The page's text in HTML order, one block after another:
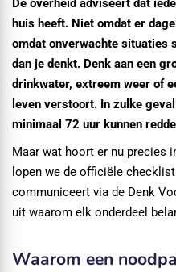
De overheid adviseert dat
huis heeft. Niet omdat er
omdat onverwachte situaties
dan je denkt. Denk aan een
drinkwater, extreem weer of
leven verstoort. In zulke
minimaal 72 uur kunnen
Maar wat hoort er nu precies
lopen we de officiële
communiceert via de Denk
uit waarom elk onderdeel
Waarom een